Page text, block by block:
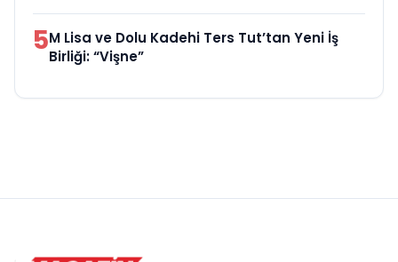
5M Lisa ve Dolu Kadehi Ters Tut’tan Yeni İş
Birliği: “Vişne”